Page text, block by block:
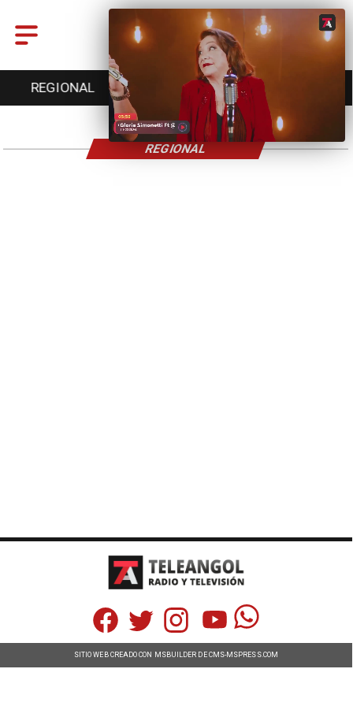
REGIONAL ENTRETENCIÓN DEPORTES
REGIONAL
SITIO WEB CREADO CON MSBUILDER DE CMS-MSPRESS.COM